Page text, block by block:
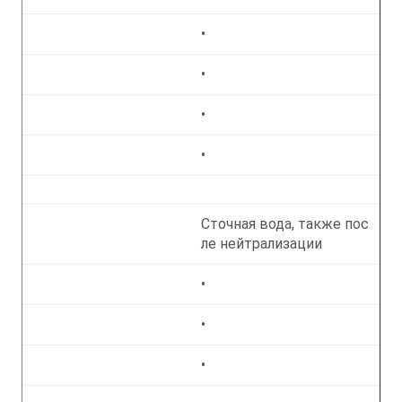
•
•
•
•
Сточная вода, также пос
ле нейтрализации
•
•
•